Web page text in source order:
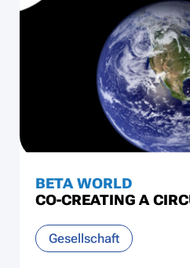
BETA WORLD
CO-CREATING A
Gesellschaft